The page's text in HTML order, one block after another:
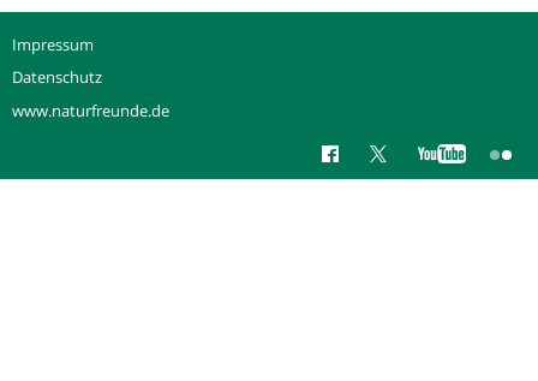
Impressum
Datenschutz
www.naturfreunde.de